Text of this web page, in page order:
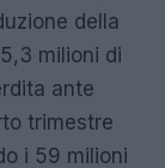
della
milioni di
ante
trimestre
i 59 milioni